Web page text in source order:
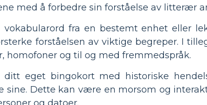
med å forbedre sin forståelse av litterær
fra en bestemt enhet eller
forståelsen av viktige begreper. I
homofoner og til og med fremmedspråk.
ditt eget bingokort med historiske
sine. Dette kan være en morsom og